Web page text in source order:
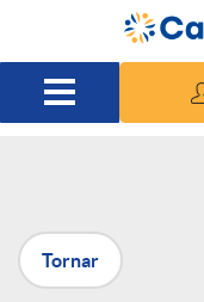
Salta al contingut
P
Tornar